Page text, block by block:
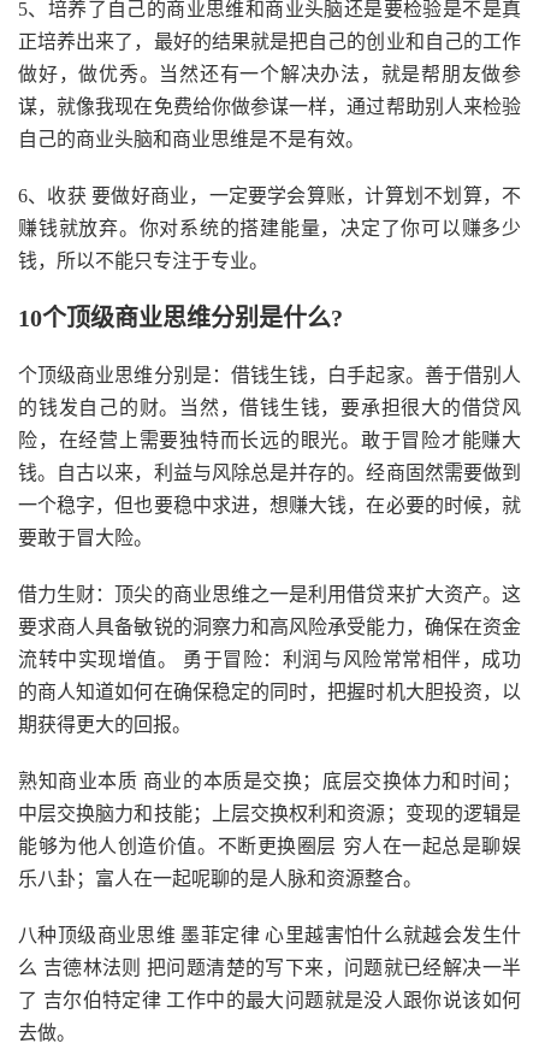
5、培养了自己的商业思维和商业头脑还是要检验是不是真
正培养出来了，最好的结果就是把自己的创业和自己的工作
做好，做优秀。当然还有一个解决办法，就是帮朋友做参
谋，就像我现在免费给你做参谋一样，通过帮助别人来检验
自己的商业头脑和商业思维是不是有效。
6、收获 要做好商业，一定要学会算账，计算划不划算，不
赚钱就放弃。你对系统的搭建能量，决定了你可以赚多少
钱，所以不能只专注于专业。
10个顶级商业思维分别是什么?
个顶级商业思维分别是：借钱生钱，白手起家。善于借别人
的钱发自己的财。当然，借钱生钱，要承担很大的借贷风
险，在经营上需要独特而长远的眼光。敢于冒险才能赚大
钱。自古以来，利益与风除总是并存的。经商固然需要做到
一个稳字，但也要稳中求进，想赚大钱，在必要的时候，就
要敢于冒大险。
借力生财：顶尖的商业思维之一是利用借贷来扩大资产。这
要求商人具备敏锐的洞察力和高风险承受能力，确保在资金
流转中实现增值。 勇于冒险：利润与风险常常相伴，成功
的商人知道如何在确保稳定的同时，把握时机大胆投资，以
期获得更大的回报。
熟知商业本质 商业的本质是交换；底层交换体力和时间；
中层交换脑力和技能；上层交换权利和资源；变现的逻辑是
能够为他人创造价值。不断更换圈层 穷人在一起总是聊娱
乐八卦；富人在一起呢聊的是人脉和资源整合。
八种顶级商业思维 墨菲定律 心里越害怕什么就越会发生什
么 吉德林法则 把问题清楚的写下来，问题就已经解决一半
了 吉尔伯特定律 工作中的最大问题就是没人跟你说该如何
去做。